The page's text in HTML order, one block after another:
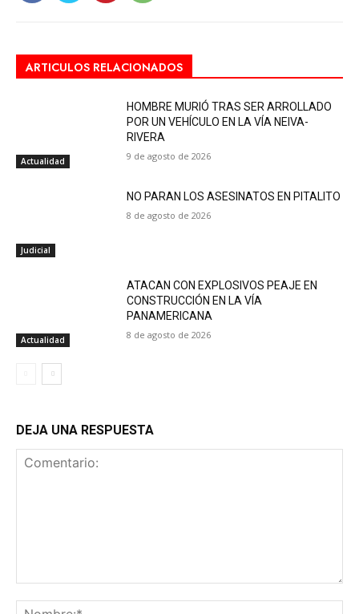
ARTICULOS RELACIONADOS
Actualidad
HOMBRE MURIÓ TRAS SER ARROLLADO
POR UN VEHÍCULO EN LA VÍA NEIVA-
RIVERA
9 de agosto de 2026
Judicial
NO PARAN LOS ASESINATOS EN PITALITO
8 de agosto de 2026
Actualidad
ATACAN CON EXPLOSIVOS PEAJE EN
CONSTRUCCIÓN EN LA VÍA
PANAMERICANA
8 de agosto de 2026
DEJA UNA RESPUESTA